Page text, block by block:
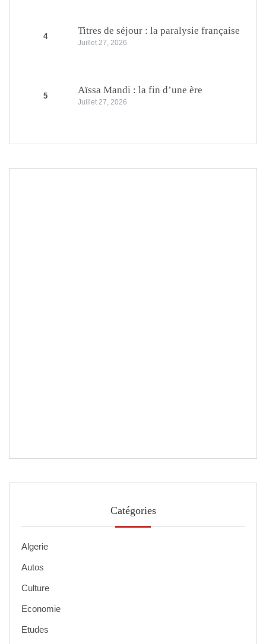
4
Titres de séjour : la paralysie française
Juillet 27, 2026
5
Aïssa Mandi : la fin d’une ère
Juillet 27, 2026
Catégories
Algerie
Autos
Culture
Economie
Etudes